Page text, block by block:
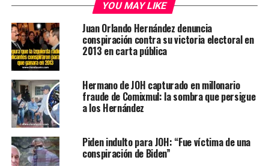
YOU MAY LIKE
Juan Orlando Hernández denuncia
conspiración contra su victoria electoral en
2013 en carta pública
Hermano de JOH capturado en millonario
fraude de Comixmul: la sombra que persigue
a los Hernández
Piden indulto para JOH: “Fue víctima de una
conspiración de Biden”